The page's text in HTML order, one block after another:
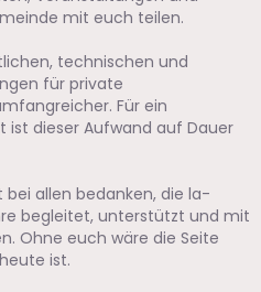
mit euch teilen.
technischen und
für private
Für ein
ist dieser Aufwand auf Dauer
allen bedanken, die la-
begleitet, unterstützt und mit
Ohne euch wäre die Seite
ist.